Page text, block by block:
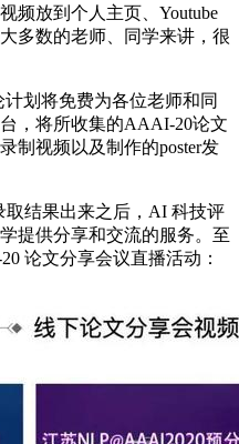
放到个人主页、Youtube
多数的老师、同学来讲，很
划将免费为各位老师和同
，将所收集的AAAI-20论文
制视频以及制作的poster发
结果出来之后，AI 科技评
提供分享和交流的服务。至
论文分享会议直播活动：